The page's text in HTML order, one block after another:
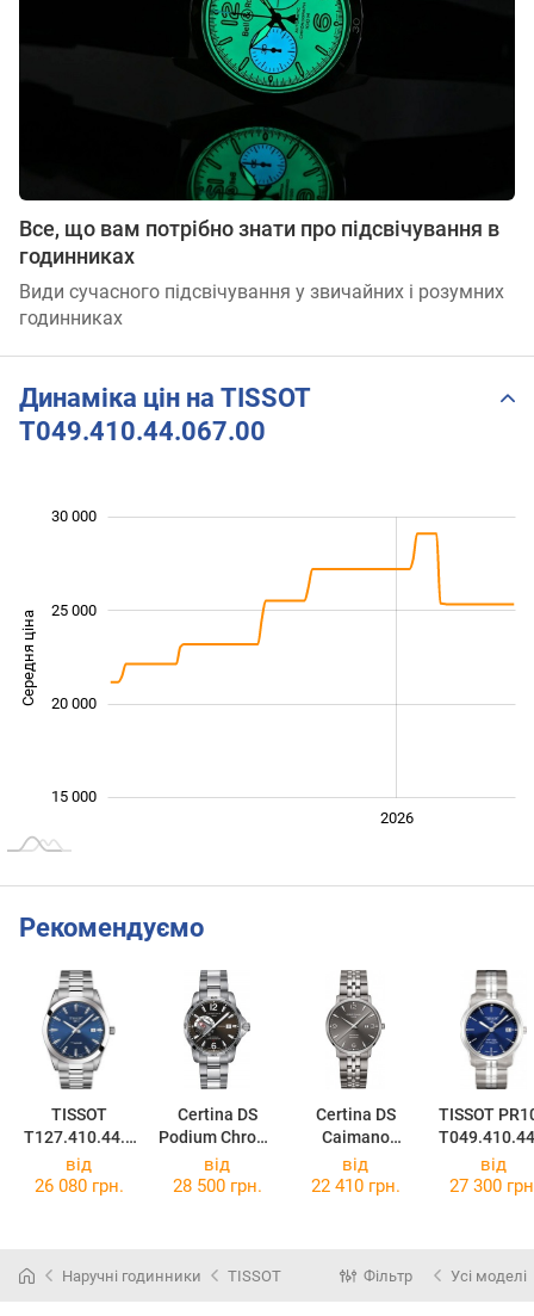
Все, що вам потрібно знати про підсвічування в
годинниках
Види сучасного підсвічування у звичайних і розумних
годинниках
Динаміка цін на TISSOT
T049.410.44.067.00
Середня ціна 20 000
30 000
25 000
15 000
2026
Рекомендуємо
TISSOT
T127.410.44.0
41.00
Certina DS
Podium Chrono
C034.455.44.0
87.00
Certina DS
Caimano
C035.410.44.0
87.00
TISSOT
41.00
від
26 080 грн.
від
28 500 грн.
від
22 410 грн.
від
27 300
Наручні годинники TISSOT Фільтр Усі моделі